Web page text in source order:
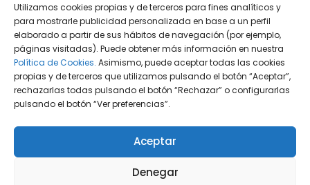
Utilizamos cookies propias y de terceros para fines analíticos y
para mostrarle publicidad personalizada en base a un perfil
elaborado a partir de sus hábitos de navegación (por ejemplo,
páginas visitadas). Puede obtener más información en nuestra
Política de Cookies. Asimismo, puede aceptar todas las cookies
propias y de terceros que utilizamos pulsando el botón “Aceptar”,
rechazarlas todas pulsando el botón “Rechazar” o configurarlas
pulsando el botón “Ver preferencias”.
Aceptar
Denegar
Los socios tienen derecho a solicitar
información antes y durante la junta. Los
administradores deben facilitarla dentro del
plazo legal.
Acta de la reunión
Debe recogerse todo lo tratado y acordado. En
algunos casos puede ser necesario elevar el
acta a público ante notario.